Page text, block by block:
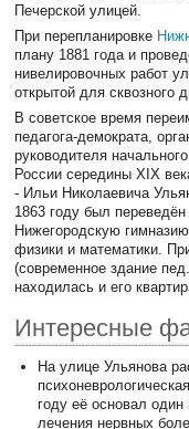
Печерской улицей.
При перепланировке
плану 1881 года и
нивелировочных работ
открытой для сквозного
В советское время
педагога-демократа,
руководителя
России середины XIX
- Ильи Николаевича
1863 году был
Нижегородскую
физики и математики.
(современное здание
находилась и его
Интересные
На улице Ульянова
году её основал один
лечения нервных